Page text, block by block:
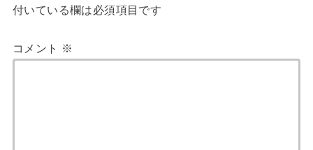
付いている欄は必須項目です
コメント ※